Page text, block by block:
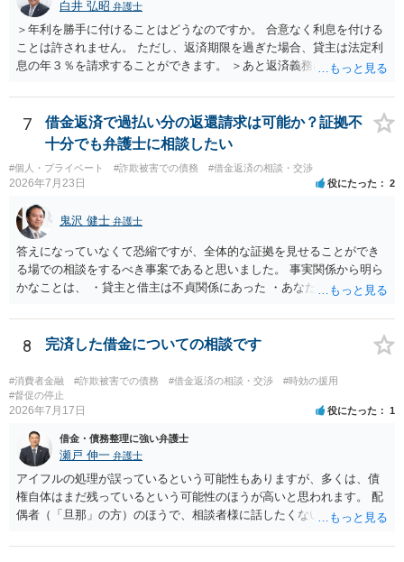
白井 弘昭 弁護士
＞年利を勝手に付けることはどうなのですか。 合意なく利息を付ける
ことは許されません。 ただし、返済期限を過ぎた場合、貸主は法定利
息の年３％を請求することができます。 ＞あと返済義務はありますか
りたお金は返さなければいけませんし、勝手につけた利息は返済不要
です。 以上、ご参考まで。
7
借金返済で過払い分の返還請求は可能か？証拠不
十分でも弁護士に相談したい
#個人・プライベート #詐欺被害での債務 #借金返済の相談・交渉
2026年7月23日 役にたった 2
鬼沢 健士 弁護士
答えになっていなくて恐縮ですが、全体的な証拠を見せることができ
る場での相談をするべき事案であると思いました。 事実関係から明ら
かなことは、 ・貸主と借主は不貞関係にあった ・あなたから相手に金
想されるのは、 ・もらったものだ ・貸したかもしれないが、不法原因
給付ではない でしょう。 書かれた情報だけからは、不法原因給付であ
るといえそうなものはありませんでした。 不貞当事者間での貸金だか
らといって不法原因給付になるわけではありません。 あなたが性行為
をしたくてお金を払ってお願いしていたという事情などが必要です。
8 完済した借金についての相談です
#消費者金融 #詐欺被害での債務 #借金返済の相談・交渉
#時効の援用
#督促の停止
2026年7月17日 役にたった 1
借金・債務整理に強い弁護士
瀬戸 伸一 弁護士
アイフルの処理が誤っているという可能性もありますが、多くは、債
権自体はまだ残っているという可能性のほうが高いと思われます。 配
偶者（「旦那」の方）のほうで、相談者様に話したくない事情等もあ
援用という方法も取れる可能性があるため、御主人に法律事務所に相